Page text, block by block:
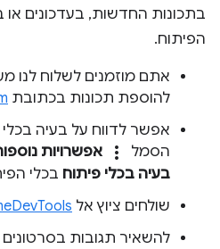
בתכונות החדשות, בעדכונים
הפיתוח.
אתם מוזמנים לשלוח לנו
להוספת תכונות בכתובת
אפשר לדווח על בעיה
הסמל
more_vert אפשרויות
בעיה בכלי פיתוח בכלי
שולחים ציוץ אל
להשאיר תגובות בסרטונים